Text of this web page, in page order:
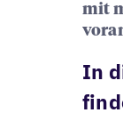
mit
In